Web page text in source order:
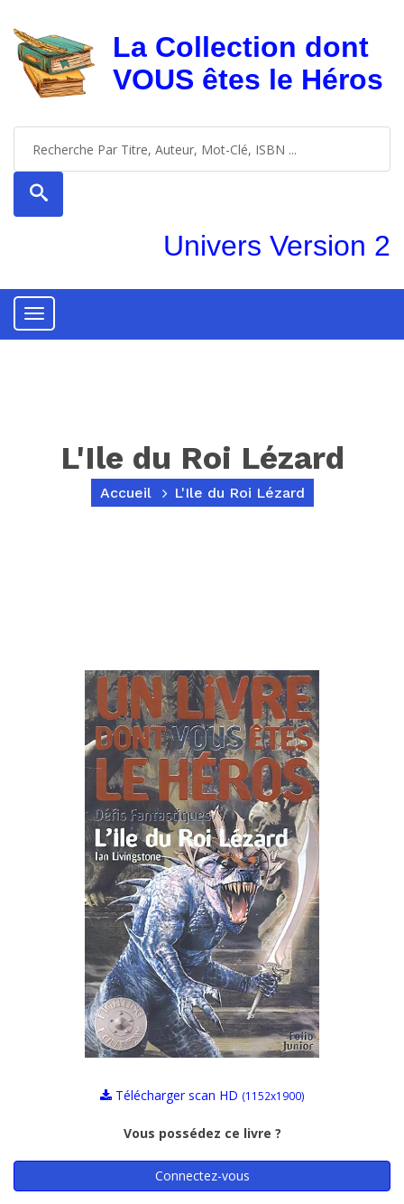
La Collection dont
VOUS êtes le Héros
Univers Version 2
Toggle
L'Ile du Roi Lézard
Accueil L'Ile du Roi Lézard
Télécharger scan HD (1152x1900)
Vous possédez ce livre ?
Connectez-vous